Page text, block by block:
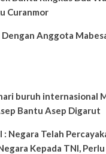
Curanmor
Dengan Anggota
buruh internasional
Bantu Asep Digarut
: Negara Telah
Kepada TNI, Perlu